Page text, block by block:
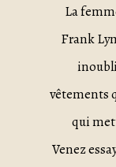
La
Frank
vêtements
qui
Venez